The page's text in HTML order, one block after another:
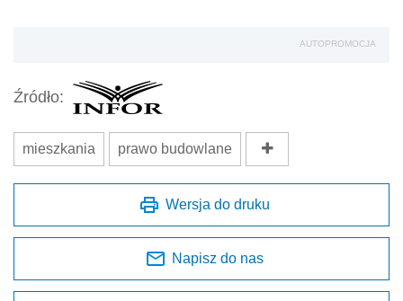
AUTOPROMOCJA
Źródło:
mieszkania prawo budowlane
Wersja do druku
Napisz do nas